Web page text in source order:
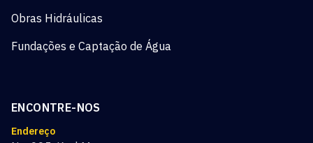
Obras Hidráulicas
Fundações e Captação de Água
ENCONTRE-NOS
Endereço